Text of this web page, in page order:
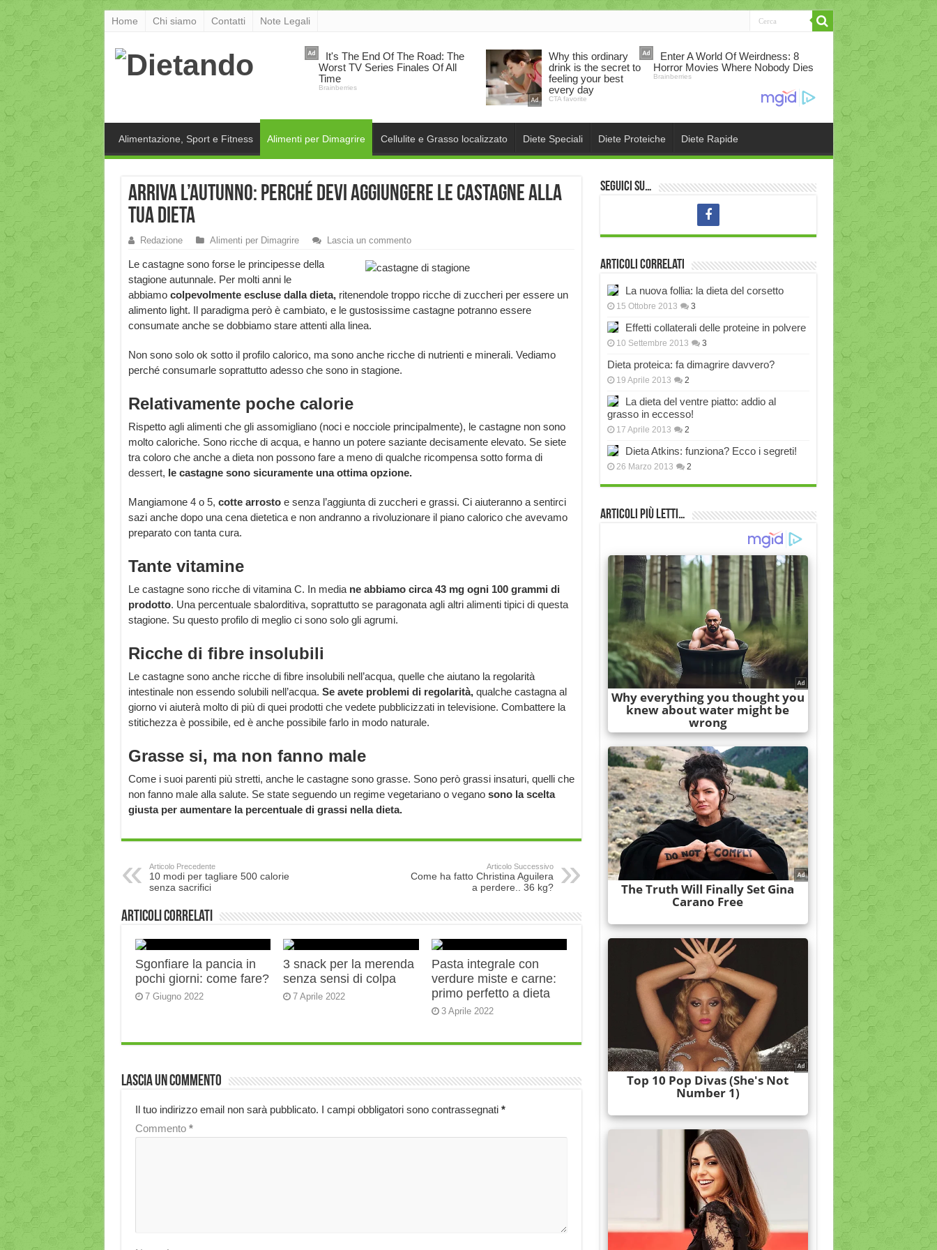
Home Chi siamo Contatti Note Legali
Alimentazione, Sport e Fitness Alimenti per Dimagrire Cellulite e Grasso localizzato Diete Speciali Diete Proteiche Diete Rapide
Arriva l’autunno: perché devi aggiungere le castagne alla
tua dieta
Redazione Alimenti per Dimagrire Lascia un commento
Le castagne sono forse le principesse della
stagione autunnale. Per molti anni le
abbiamo colpevolmente escluse dalla dieta, ritenendole troppo ricche di zuccheri per essere un
alimento light. Il paradigma però è cambiato, e le gustosissime castagne potranno essere
consumate anche se dobbiamo stare attenti alla linea.
Non sono solo ok sotto il profilo calorico, ma sono anche ricche di nutrienti e minerali. Vediamo
perché consumarle soprattutto adesso che sono in stagione.
Relativamente poche calorie
Rispetto agli alimenti che gli assomigliano (noci e nocciole principalmente), le castagne non sono
molto caloriche. Sono ricche di acqua, e hanno un potere saziante decisamente elevato. Se siete
tra coloro che anche a dieta non possono fare a meno di qualche ricompensa sotto forma di
dessert, le castagne sono sicuramente una ottima opzione.
Mangiamone 4 o 5, cotte arrostoe senza l’aggiunta di zuccheri e grassi. Ci aiuteranno a sentirci
sazi anche dopo una cena dietetica e non andranno a rivoluzionare il piano calorico che avevamo
preparato con tanta cura.
Tante vitamine
Le castagne sono ricche di vitamina C. In media ne abbiamo circa 43 mg ogni 100 grammi di
prodotto. Una percentuale sbalorditiva, soprattutto se paragonata agli altri alimenti tipici di questa
stagione. Su questo profilo di meglio ci sono solo gli agrumi.
Ricche di fibre insolubili
Le castagne sono anche ricche di fibre insolubili nell’acqua, quelle che aiutano la regolarità
intestinale non essendo solubili nell’acqua. Se avete problemi di regolarità, qualche castagna al
giorno vi aiuterà molto di più di quei prodotti che vedete pubblicizzati in televisione. Combattere la
stitichezza è possibile, ed è anche possibile farlo in modo naturale.
Grasse si, ma non fanno male
Come i suoi parenti più stretti, anche le castagne sono grasse. Sono però grassi insaturi, quelli che
non fanno male alla salute. Se state seguendo un regime vegetariano o vegano sono la scelta
giusta per aumentare la percentuale di grassi nella dieta.
Articolo Precedente
10 modi per tagliare 500 calorie
senza sacrifici
Articolo Successivo
Come ha fatto Christina Aguilera
a perdere.. 36 kg?
Articoli correlati
Sgonfiare la pancia in
pochi giorni: come fare?
7 Giugno 2022
3 snack per la merenda
senza sensi di colpa
7 Aprile 2022
Pasta integrale con
verdure miste e carne:
primo perfetto a dieta
3 Aprile 2022
Lascia un commento
Il tuo indirizzo email non sarà pubblicato. I campi obbligatori sono contrassegnati *
Commento *
Seguici su…
Articoli correlati
La nuova follia: la dieta del corsetto
15 Ottobre 2013 3
Effetti collaterali delle proteine in polvere
10 Settembre 2013 3
Dieta proteica: fa dimagrire davvero?
19 Aprile 2013 2
La dieta del ventre piatto: addio al
grasso in eccesso!
17 Aprile 2013 2
Dieta Atkins: funziona? Ecco i segreti!
26 Marzo 2013 2
Articoli più Letti…